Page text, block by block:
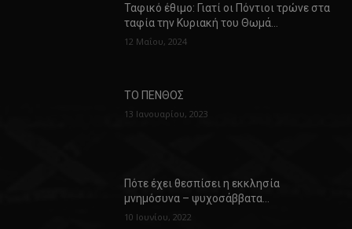
Ταφικό έθιμο: Γιατί οι Πόντιοι τρώνε στα
ταφία την Κυριακή του Θωμά…
12 Μαΐου, 2024
ΤΟ ΠΕΝΘΟΣ
13 Ιανουαρίου, 2023
Πότε έχει θεσπίσει η εκκλησία
μνημόσυνα – ψυχοσάββατα…
10 Ιουνίου, 2022